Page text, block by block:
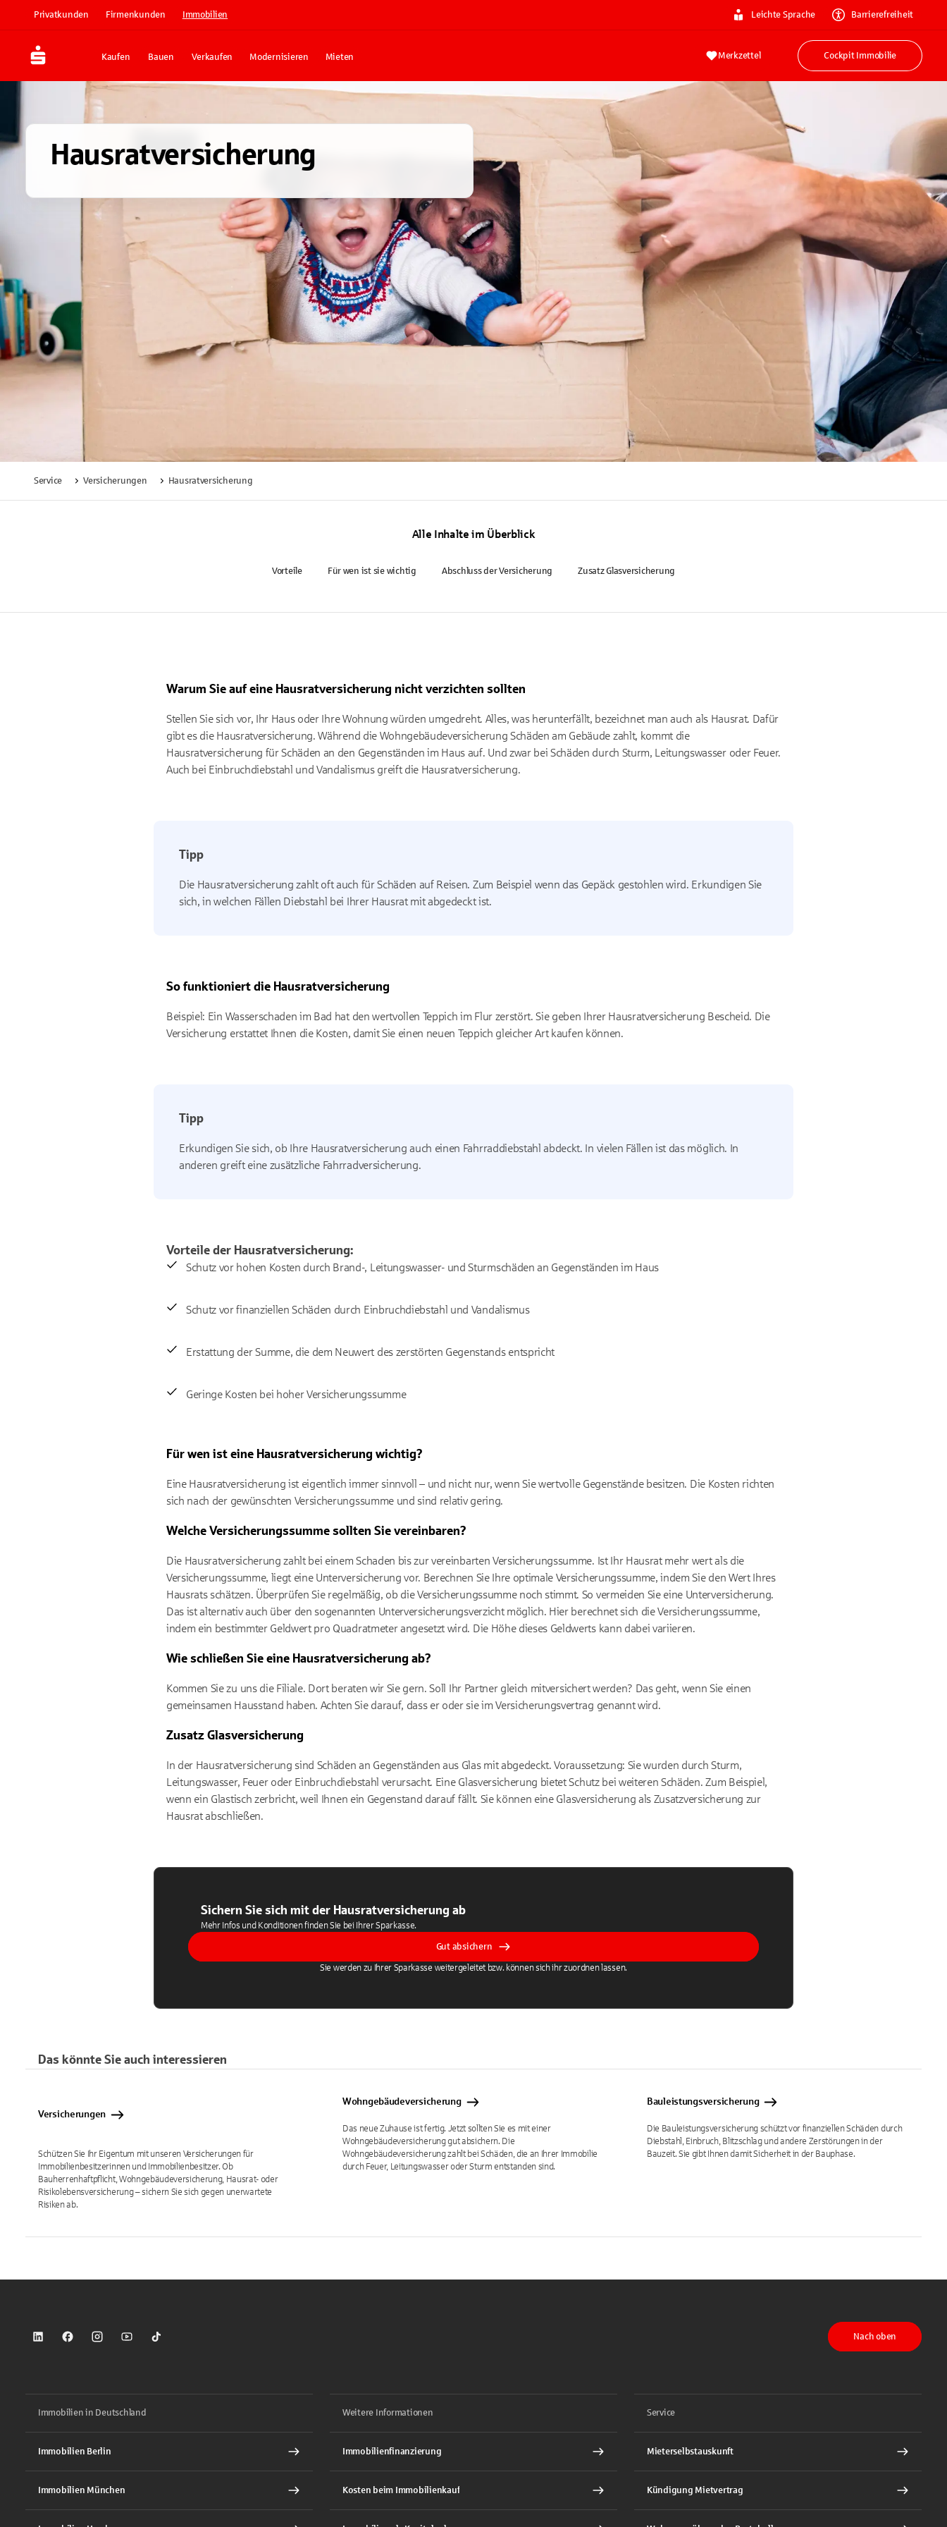
Privatkunden Firmenkunden Immobilien Leichte Sprache Barrierefreiheit
Kaufen Bauen Verkaufen Modernisieren Mieten Merkzettel Cockpit Immobilie
Hausratversicherung
Service Versicherungen Hausratversicherung
Alle Inhalte im Überblick
Vorteile Für wen ist sie wichtig Abschluss der Versicherung Zusatz Glasversicherung
Warum Sie auf eine Hausratversicherung nicht verzichten sollten
Stellen Sie sich vor, Ihr Haus oder Ihre Wohnung würden umgedreht. Alles, was herunterfällt, bezeichnet man auch als Hausrat. Dafür
gibt es die Hausratversicherung. Während die Wohngebäudeversicherung Schäden am Gebäude zahlt, kommt die
Hausratversicherung für Schäden an den Gegenständen im Haus auf. Und zwar bei Schäden durch Sturm, Leitungswasser oder Feuer.
Auch bei Einbruchdiebstahl und Vandalismus greift die Hausratversicherung.
Tipp
Die Hausratversicherung zahlt oft auch für Schäden auf Reisen. Zum Beispiel wenn das Gepäck gestohlen wird. Erkundigen Sie
sich, in welchen Fällen Diebstahl bei Ihrer Hausrat mit abgedeckt ist.
So funktioniert die Hausratversicherung
Beispiel: Ein Wasserschaden im Bad hat den wertvollen Teppich im Flur zerstört. Sie geben Ihrer Hausratversicherung Bescheid. Die
Versicherung erstattet Ihnen die Kosten, damit Sie einen neuen Teppich gleicher Art kaufen können.
Tipp
Erkundigen Sie sich, ob Ihre Hausratversicherung auch einen Fahrraddiebstahl abdeckt. In vielen Fällen ist das möglich. In
anderen greift eine zusätzliche Fahrradversicherung.
Vorteile der Hausratversicherung:
Schutz vor hohen Kosten durch Brand-, Leitungswasser- und Sturmschäden an Gegenständen im Haus
Schutz vor finanziellen Schäden durch Einbruchdiebstahl und Vandalismus
Erstattung der Summe, die dem Neuwert des zerstörten Gegenstands entspricht
Geringe Kosten bei hoher Versicherungssumme
Für wen ist eine Hausratversicherung wichtig?
Eine Hausratversicherung ist eigentlich immer sinnvoll – und nicht nur, wenn Sie wertvolle Gegenstände besitzen. Die Kosten richten
sich nach der gewünschten Versicherungssumme und sind relativ gering.
Welche Versicherungssumme sollten Sie vereinbaren?
Die Hausratversicherung zahlt bei einem Schaden bis zur vereinbarten Versicherungssumme. Ist Ihr Hausrat mehr wert als die
Versicherungssumme, liegt eine Unterversicherung vor. Berechnen Sie Ihre optimale Versicherungssumme, indem Sie den Wert Ihres
Hausrats schätzen. Überprüfen Sie regelmäßig, ob die Versicherungssumme noch stimmt. So vermeiden Sie eine Unterversicherung.
Das ist alternativ auch über den sogenannten Unterversicherungsverzicht möglich. Hier berechnet sich die Versicherungssumme,
indem ein bestimmter Geldwert pro Quadratmeter angesetzt wird. Die Höhe dieses Geldwerts kann dabei variieren.
Wie schließen Sie eine Hausratversicherung ab?
Kommen Sie zu uns die Filiale. Dort beraten wir Sie gern. Soll Ihr Partner gleich mitversichert werden? Das geht, wenn Sie einen
gemeinsamen Hausstand haben. Achten Sie darauf, dass er oder sie im Versicherungsvertrag genannt wird.
Zusatz Glasversicherung
In der Hausratversicherung sind Schäden an Gegenständen aus Glas mit abgedeckt. Voraussetzung: Sie wurden durch Sturm,
Leitungswasser, Feuer oder Einbruchdiebstahl verursacht. Eine Glasversicherung bietet Schutz bei weiteren Schäden. Zum Beispiel,
wenn ein Glastisch zerbricht, weil Ihnen ein Gegenstand darauf fällt. Sie können eine Glasversicherung als Zusatzversicherung zur
Hausrat abschließen.
Sichern Sie sich mit der Hausratversicherung ab
Mehr Infos und Konditionen finden Sie bei Ihrer Sparkasse.
Gut absichern
Sie werden zu Ihrer Sparkasse weitergeleitet bzw. können sich ihr zuordnen lassen.
Das könnte Sie auch interessieren
Versicherungen
Schützen Sie Ihr Eigentum mit unseren Versicherungen für
Immobilienbesitzerinnen und Immobilienbesitzer. Ob
Bauherrenhaftpflicht, Wohngebäudeversicherung, Hausrat- oder
Risikolebensversicherung – sichern Sie sich gegen unerwartete
Risiken ab.
Wohngebäudeversicherung
Das neue Zuhause ist fertig. Jetzt sollten Sie es mit einer
Wohngebäudeversicherung gut absichern. Die
Wohngebäudeversicherung zahlt bei Schäden, die an Ihrer Immobilie
durch Feuer, Leitungswasser oder Sturm entstanden sind.
Bauleistungsversicherung
Die Bauleistungsversicherung schützt vor finanziellen Schäden durch
Diebstahl, Einbruch, Blitzschlag und andere Zerstörungen in der
Bauzeit. Sie gibt Ihnen damit Sicherheit in der Bauphase.
Sparkasse auf LinkedIn
Sparkasse auf Facebook
Sparkasse auf Instagram
Sparkasse auf YouTube
Sparkasse auf TikTok
Nach oben
Immobilien in Deutschland
Immobilien Berlin
Immobilien München
Weitere Informationen
Immobilienfinanzierung
Kosten beim Immobilienkauf
Service
Mieterselbstauskunft
Kündigung Mietvertrag